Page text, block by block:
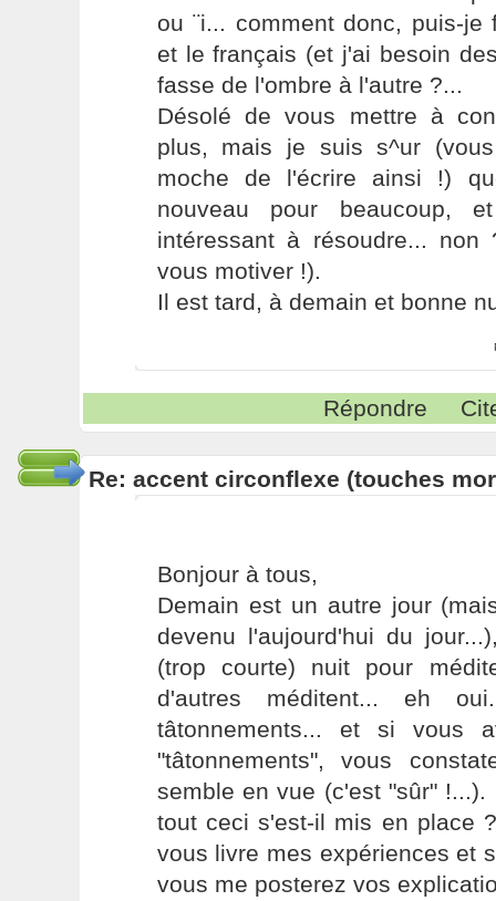
ou ¨i... comment donc, puis-je
et le français (et j'ai besoin
fasse de l'ombre à l'autre ?...
Désolé de vous mettre à
plus, mais je suis s^ur
moche de l'écrire ainsi !)
nouveau pour beaucoup,
intéressant à résoudre...
vous motiver !).
Il est tard, à demain et bonne
Répondre
Re: accent circonflexe (touches
Bonjour à tous,
Demain est un autre jour
devenu l'aujourd'hui du
(trop courte) nuit pour
d'autres méditent... eh
tâtonnements... et si vous
"tâtonnements", vous
semble en vue (c'est "sûr" !...).
tout ceci s'est-il mis en place
vous livre mes expériences et
vous me posterez vos